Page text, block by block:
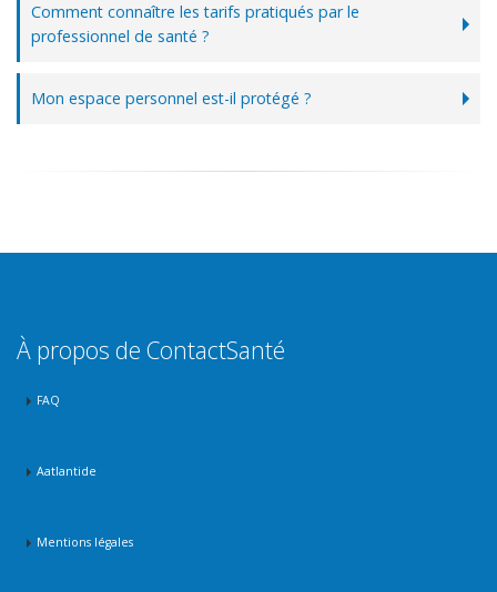
Comment connaître les tarifs pratiqués par le
professionnel de santé ?
Mon espace personnel est-il protégé ?
À propos de ContactSanté
FAQ
Aatlantide
Mentions légales